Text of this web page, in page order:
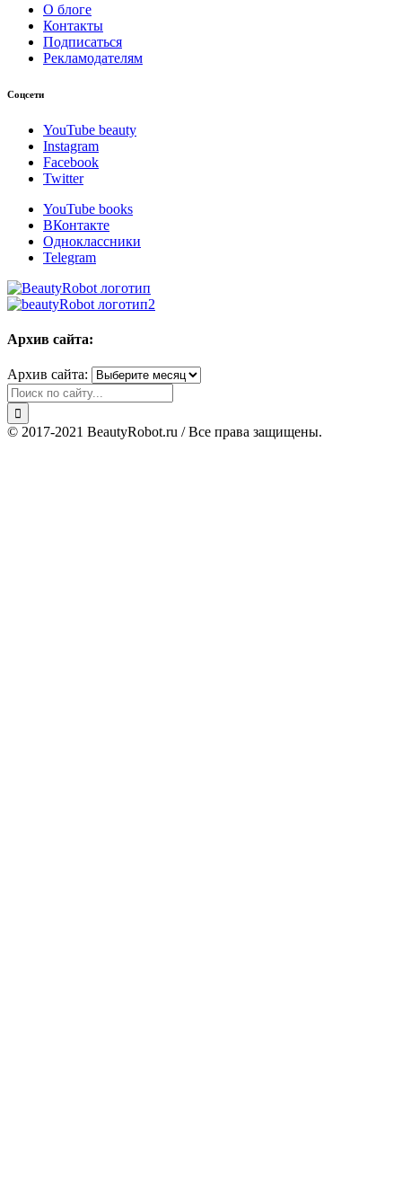
О блоге
Контакты
Подписаться
Рекламодателям
Соцсети
YouTube beauty
Instagram
Facebook
Twitter
YouTube books
ВКонтакте
Одноклассники
Telegram
Архив сайта:
Архив сайта:
© 2017-2021 BeautyRobot.ru / Все права защищены.